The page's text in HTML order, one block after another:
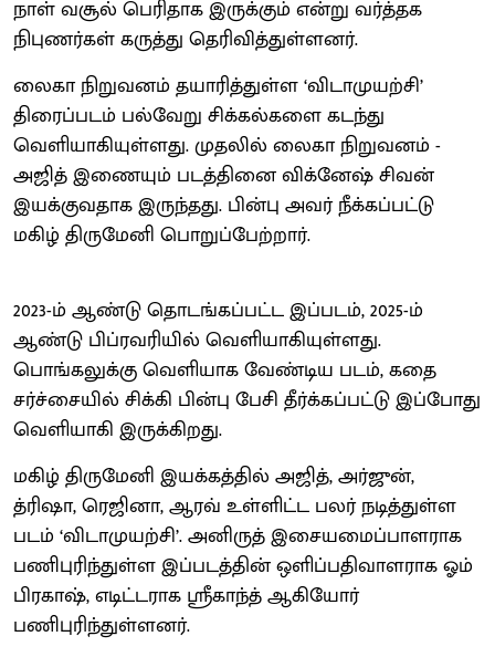
நாள் வசூல் பெரிதாக இருக்கும் என்று வர்த்தக
நிபுணர்கள் கருத்து தெரிவித்துள்ளனர்.
லைகா நிறுவனம் தயாரித்துள்ள ‘விடாமுயற்சி’
திரைப்படம் பல்வேறு சிக்கல்களை கடந்து
வெளியாகியுள்ளது. முதலில் லைகா நிறுவனம் -
அஜித் இணையும் படத்தினை விக்னேஷ் சிவன்
இயக்குவதாக இருந்தது. பின்பு அவர் நீக்கப்பட்டு
மகிழ் திருமேனி பொறுப்பேற்றார்.
2023-ம் ஆண்டு தொடங்கப்பட்ட இப்படம், 2025-ம்
ஆண்டு பிப்ரவரியில் வெளியாகியுள்ளது.
பொங்கலுக்கு வெளியாக வேண்டிய படம், கதை
சர்ச்சையில் சிக்கி பின்பு பேசி தீர்க்கப்பட்டு இப்போது
வெளியாகி இருக்கிறது.
மகிழ் திருமேனி இயக்கத்தில் அஜித், அர்ஜுன்,
த்ரிஷா, ரெஜினா, ஆரவ் உள்ளிட்ட பலர் நடித்துள்ள
படம் ‘விடாமுயற்சி’. அனிருத் இசையமைப்பாளராக
பணிபுரிந்துள்ள இப்படத்தின் ஒளிப்பதிவாளராக ஓம்
பிரகாஷ், எடிட்டராக ஸ்ரீகாந்த் ஆகியோர்
பணிபுரிந்துள்ளனர்.